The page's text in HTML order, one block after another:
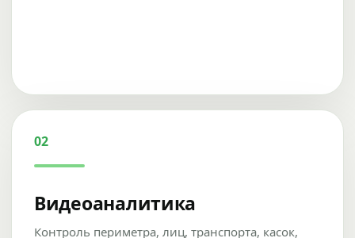
02
Видеоаналитика
Контроль периметра, лиц, транспорта, касок,